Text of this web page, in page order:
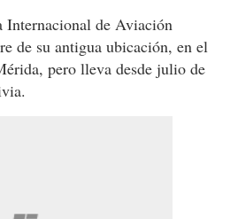
de Aviación
de su antigua ubicación, en el
pero lleva desde julio de